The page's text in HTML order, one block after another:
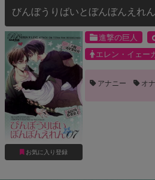
びんぼうりばいとぼんぼんえれ
お気に入り登録
進撃の巨人
エレン・イェー
アナニー オ